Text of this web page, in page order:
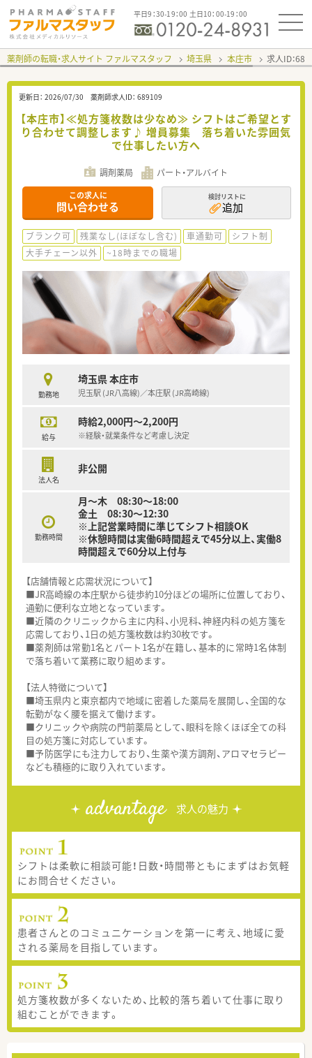
平日9：30-19：00 土日10：00-19：00
薬剤師の転職・求人サイト ファルマスタッフ 埼玉県 本庄市 求人ID：
更新日： 2026/07/30 薬剤師求人ID： 689109
【本庄市】≪処方箋枚数は少なめ≫ シフトはご希望とす
り合わせて調整します♪ 増員募集 落ち着いた雰囲気
で仕事したい方へ
調剤薬局 パート・アルバイト
この求人に
問い合わせる
検討リストに
追加
ブランク可 残業なし(ほぼなし含む) 車通勤可
シフト制
大手チェーン以外
~18時までの職場
勤務地
埼玉県 本庄市
児玉駅 (JR八高線)／本庄駅 (JR高崎線)
給与
時給2,000円～2,200円
※経験・就業条件など考慮し決定
法人名
非公開
勤務時間
月～木 08:30～18:00
金土 08:30～12:30
※上記営業時間に準じてシフト相談OK
※休憩時間は実働6時間超えで45分以上、実働8
時間超えで60分以上付与
【店舗情報と応需状況について】
■JR高崎線の本庄駅から徒歩約10分ほどの場所に位置しており、
通勤に便利な立地となっています。
■近隣のクリニックから主に内科、小児科、神経内科の処方箋を
応需しており、1日の処方箋枚数は約30枚です。
■薬剤師は常勤1名とパート1名が在籍し、基本的に常時1名体制
で落ち着いて業務に取り組めます。
【法人特徴について】
■埼玉県内と東京都内で地域に密着した薬局を展開し、全国的な
転勤がなく腰を据えて働けます。
■クリニックや病院の門前薬局として、眼科を除くほぼ全ての科
目の処方箋に対応しています。
■予防医学にも注力しており、生薬や漢方調剤、アロマセラピー
なども積極的に取り入れています。
advantage 求人の魅力
シフトは柔軟に相談可能！日数・時間帯ともにまずはお気軽
にお問合せください。
患者さんとのコミュニケーションを第一に考え、地域に愛
される薬局を目指しています。
処方箋枚数が多くないため、比較的落ち着いて仕事に取り
組むことができます。